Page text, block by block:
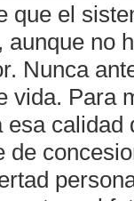
que el
aunque no
Nunca
vida. Para
esa calidad
de